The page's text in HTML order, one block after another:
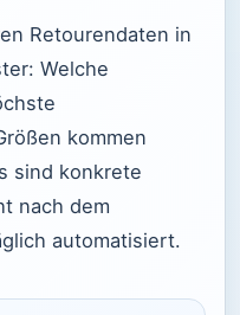
Retourendaten in
Welche
kommen
sind konkrete
nach dem
automatisiert.